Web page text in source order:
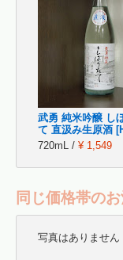
武勇 純米吟醸 し
て 直汲み生原酒
720mL / ¥ 1,549
同じ価格帯の
写真はありません